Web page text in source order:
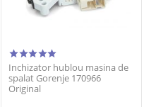
Inchizator hublou masina de
spalat Gorenje 170966
Original